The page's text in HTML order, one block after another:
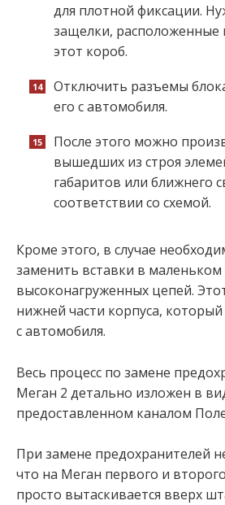
для плотной фиксации.
защелки, расположенные
этот короб.
Отключить разъемы
его с автомобиля.
После этого можно
вышедших из строя
габаритов или ближнего
соответствии со схемой.
Кроме этого, в случае
заменить вставки в маленьком
высоконагруженных цепей.
нижней части корпуса,
с автомобиля.
Весь процесс по замене
Меган 2 детально изложен в
предоставленном каналом
При замене предохранителей
что на Меган первого и
просто вытаскивается вверх